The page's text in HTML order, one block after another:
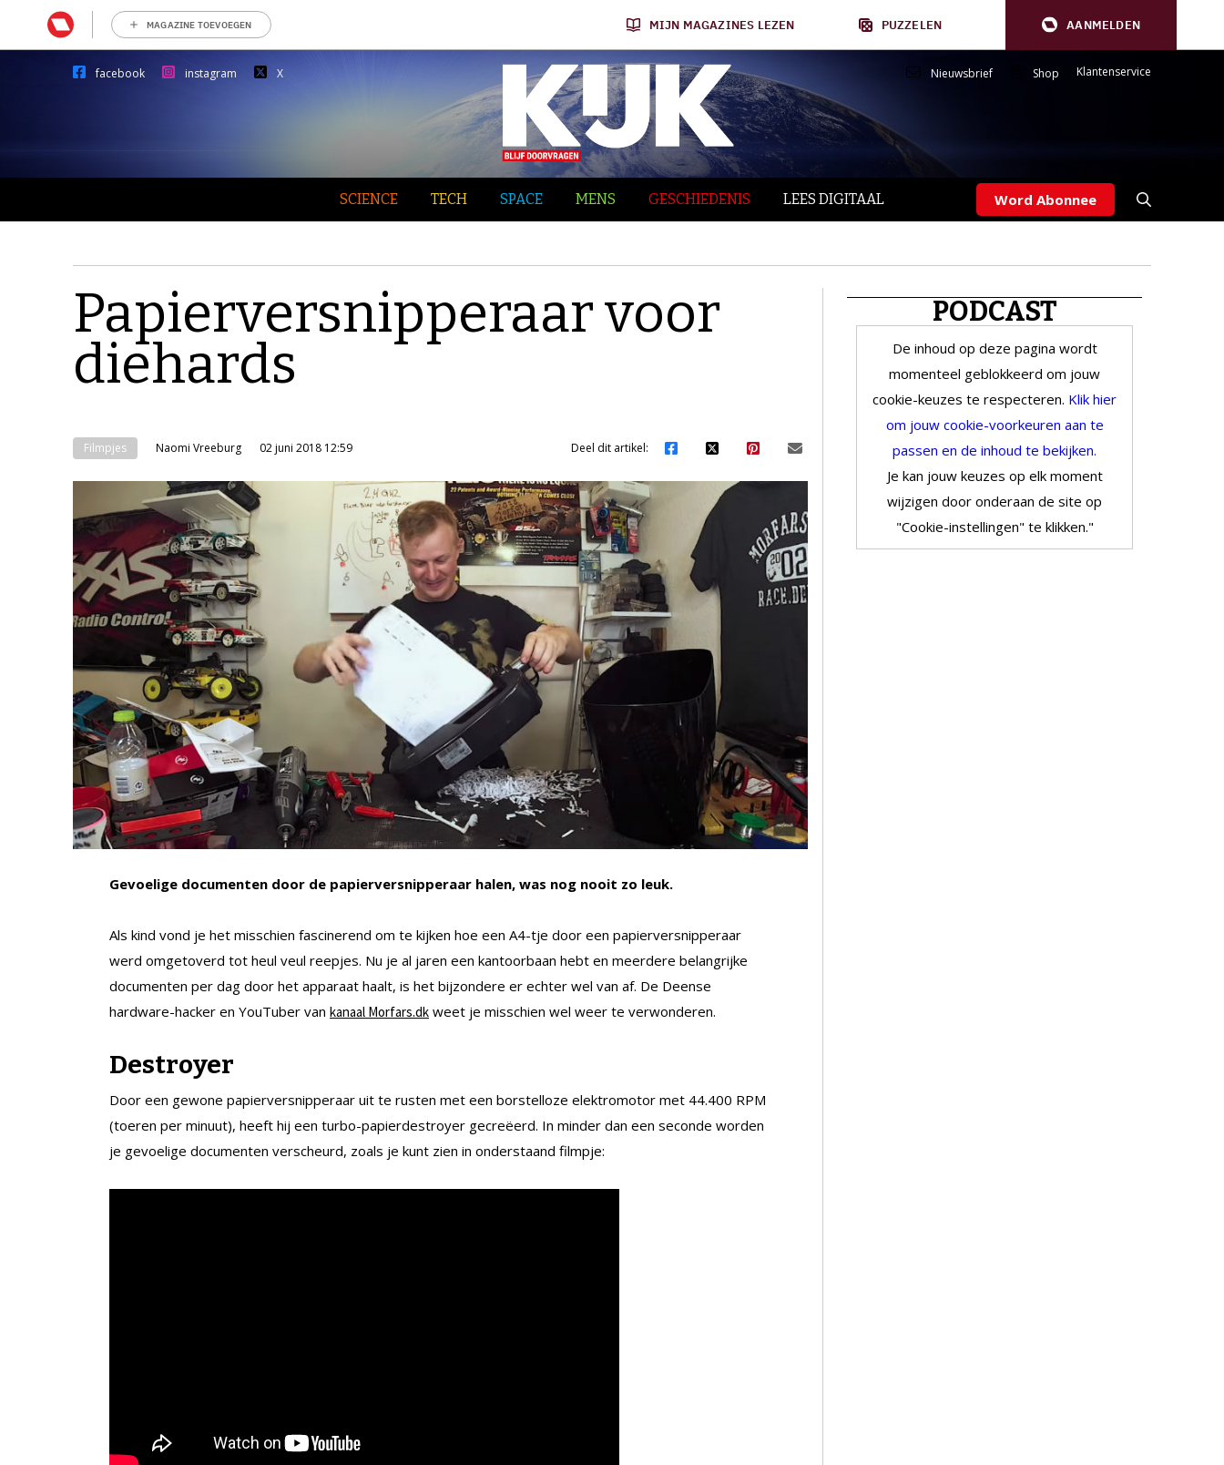
MAGAZINE TOEVOEGEN MIJN MAGAZINES LEZEN PUZZELEN AANMELDEN
facebook instagram X Nieuwsbrief Shop Klantenservice
SCIENCE TECH SPACE MENS GESCHIEDENIS LEES DIGITAAL Word Abonnee
Papierversnipperaar voor
diehards
Filmpjes Naomi Vreeburg 02 juni 2018 12:59 Deel dit artikel:
Gevoelige documenten door de papierversnipperaar halen, was nog nooit zo leuk.
Als kind vond je het misschien fascinerend om te kijken hoe een A4-tje door een papierversnipperaar
werd omgetoverd tot heul veul reepjes. Nu je al jaren een kantoorbaan hebt en meerdere belangrijke
documenten per dag door het apparaat haalt, is het bijzondere er echter wel van af. De Deense
hardware-hacker en YouTuber van kanaal Morfars.dk weet je misschien wel weer te verwonderen.
Destroyer
Door een gewone papierversnipperaar uit te rusten met een borstelloze elektromotor met 44.400 RPM
(toeren per minuut), heeft hij een turbo-papierdestroyer gecreëerd. In minder dan een seconde worden
je gevoelige documenten verscheurd, zoals je kunt zien in onderstaand filmpje:
PODCAST
De inhoud op deze pagina wordt
momenteel geblokkeerd om jouw
cookie-keuzes te respecteren. Klik hier
om jouw cookie-voorkeuren aan te
passen en de inhoud te bekijken.
Je kan jouw keuzes op elk moment
wijzigen door onderaan de site op
"Cookie-instellingen" te klikken."